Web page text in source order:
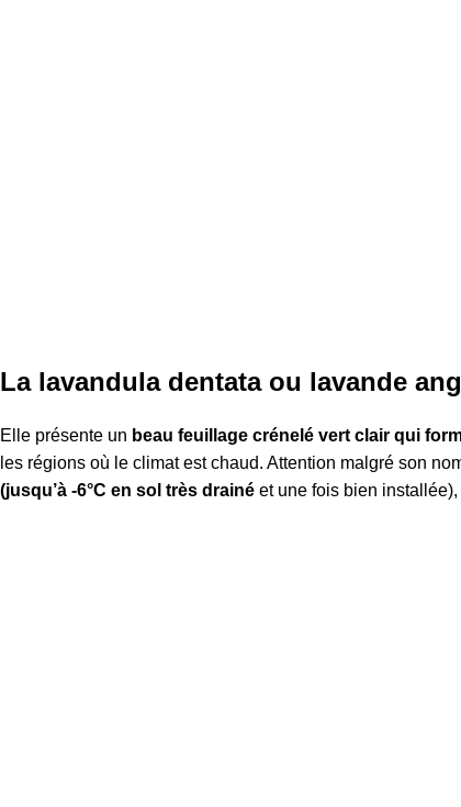
La lavandula dentata ou lavande
Elle présente un beau feuillage crénelé vert clair qui
les régions où le climat est chaud. Attention malgré son
(jusqu’à -6°C en sol très drainé et une fois bien